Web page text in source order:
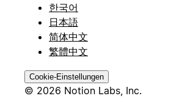
한국어
日本語
简体中文
繁體中文
Cookie-Einstellungen
© 2026 Notion Labs, Inc.